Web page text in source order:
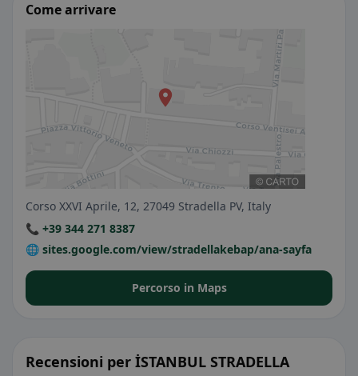
Come arrivare
Corso XXVI Aprile, 12, 27049 Stradella PV, Italy
📞 +39 344 271 8387
🌐 sites.google.com/view/stradellakebap/ana-sayfa
Percorso in Maps
Recensioni per İSTANBUL STRADELLA